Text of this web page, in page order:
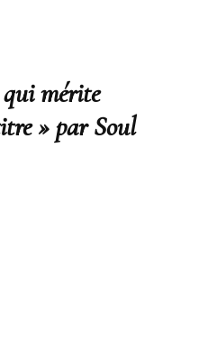
mérite
» par Soul